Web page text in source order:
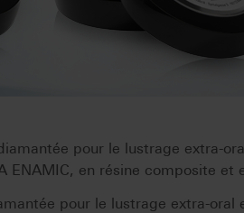
pour le lustrage extra-
ENAMIC, en résine composite et
pour le lustrage extra-oral